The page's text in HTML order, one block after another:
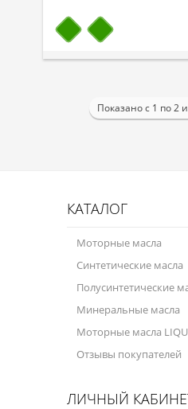
Технологические
Показано с 1 по 2
КАТАЛОГ
Моторные масла
Синтетические масла
Полусинтетические
Минеральные масла
Моторные масла
Отзывы покупателей
ЛИЧНЫЙ